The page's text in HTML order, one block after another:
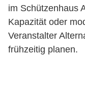
im Schützenhaus
Kapazität oder
Veranstalter
frühzeitig planen.